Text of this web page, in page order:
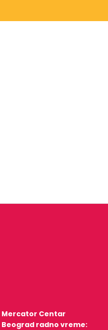
Mercator Centar
Beograd radno vreme: